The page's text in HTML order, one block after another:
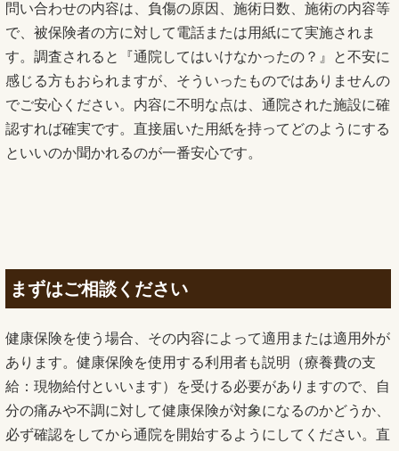
問い合わせの内容は、負傷の原因、施術日数、施術の内容等
で、被保険者の方に対して電話または用紙にて実施されま
す。調査されると『通院してはいけなかったの？』と不安に
感じる方もおられますが、そういったものではありませんの
でご安心ください。内容に不明な点は、通院された施設に確
認すれば確実です。直接届いた用紙を持ってどのようにする
といいのか聞かれるのが一番安心です。
まずはご相談ください
健康保険を使う場合、その内容によって適用または適用外が
あります。健康保険を使用する利用者も説明（療養費の支
給：現物給付といいます）を受ける必要がありますので、自
分の痛みや不調に対して健康保険が対象になるのかどうか、
必ず確認をしてから通院を開始するようにしてください。直